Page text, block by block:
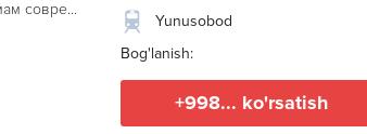
совре...
Yunusobod
Bog'lanish:
+998... ko'rsatish